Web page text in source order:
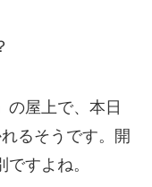
の屋上で、本日
るそうです。開
すよね。